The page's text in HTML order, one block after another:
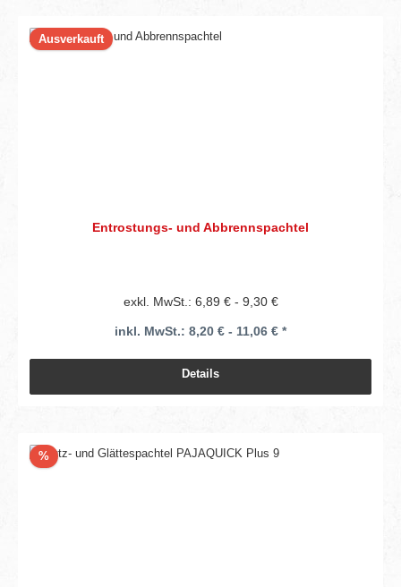
Ausverkauft
Entrostungs- und Abbrennspachtel
exkl. MwSt.: 6,89 € - 9,30 €
inkl. MwSt.: 8,20 € - 11,06 € *
Details
%Rabatt